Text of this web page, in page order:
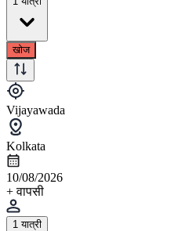
खोज
Vijayawada
Kolkata
10/08/2026
+ वापसी
1 यात्री